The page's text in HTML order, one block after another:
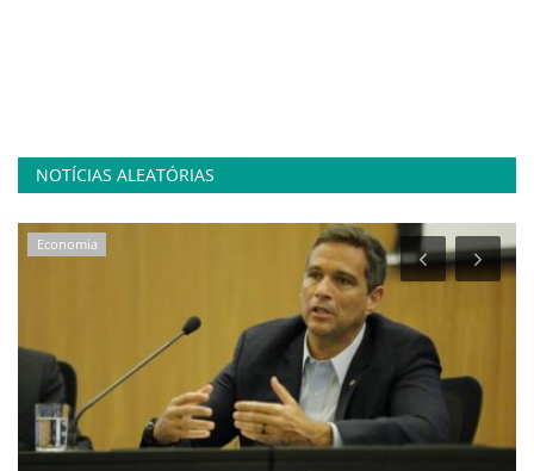
NOTÍCIAS ALEATÓRIAS
Economia